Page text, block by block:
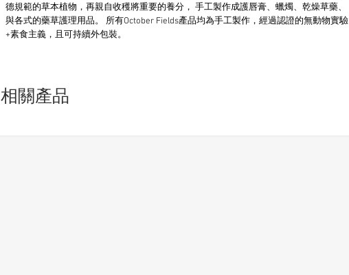
德規範的草本植物，再親自收穫將重要的養分， 手工製作成護唇膏、蠟燭、乾燥草藥、
與各式的藥草護理用品。 所有October Fields產品均為手工製作，經過認證的無動物實驗
+素食主義，且可持續外包裝。
相關產品